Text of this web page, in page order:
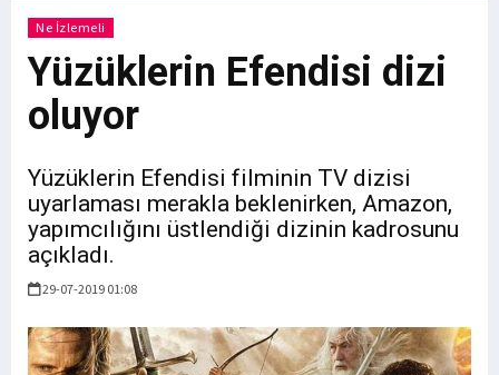
Ne İzlemeli
Yüzüklerin Efendisi dizi
oluyor
Yüzüklerin Efendisi filminin TV dizisi
uyarlaması merakla beklenirken, Amazon,
yapımcılığını üstlendiği dizinin kadrosunu
açıkladı.
29-07-2019 01:08